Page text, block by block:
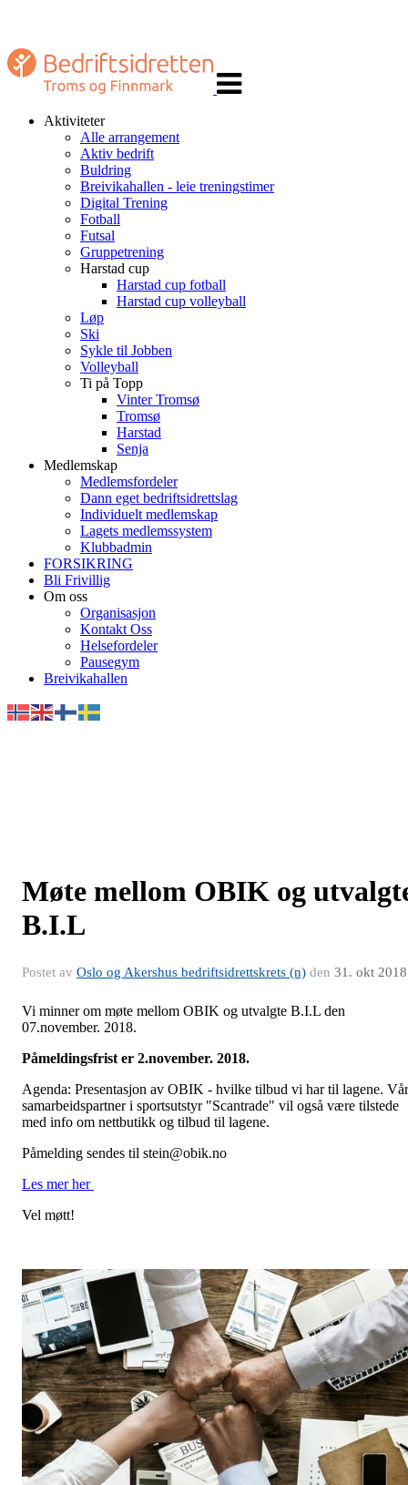
navigasjon
Aktiviteter
Alle arrangement
Aktiv bedrift
Buldring
Breivikahallen - leie treningstimer
Digital Trening
Fotball
Futsal
Gruppetrening
Harstad cup
Harstad cup fotball
Harstad cup volleyball
Løp
Ski
Sykle til Jobben
Volleyball
Ti på Topp
Vinter Tromsø
Tromsø
Harstad
Senja
Medlemskap
Medlemsfordeler
Dann eget bedriftsidrettslag
Individuelt medlemskap
Lagets medlemssystem
Klubbadmin
FORSIKRING
Bli Frivillig
Om oss
Organisasjon
Kontakt Oss
Helsefordeler
Pausegym
Breivikahallen
Møte mellom OBIK og
B.I.L
Postet av Oslo og Akershus bedriftsidrettskrets (n) den 31. okt 2018
Vi minner om møte mellom OBIK og utvalgte B.I.L den
07.november. 2018.
Påmeldingsfrist er 2.november. 2018.
Agenda: Presentasjon av OBIK - hvilke tilbud vi har til lagene. Vår
samarbeidspartner i sportsutstyr "Scantrade" vil også være tilstede
med info om nettbutikk og tilbud til lagene.
Påmelding sendes til stein@obik.no
Les mer her
Vel møtt!